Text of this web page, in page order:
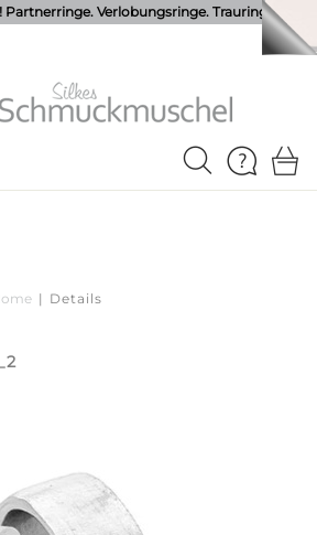
Partnerringe. Verlobungsringe. Trauringe.
| Details